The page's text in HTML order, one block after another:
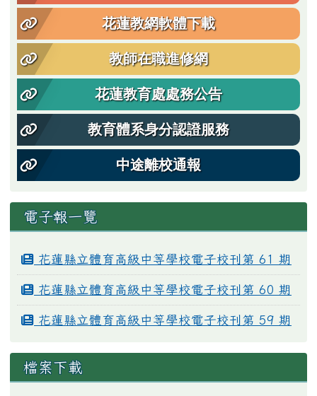
花蓮教網軟體下載
教師在職進修網
花蓮教育處處務公告
教育體系身分認證服務
中途離校通報
電子報一覽
花蓮縣立體育高級中等學校電子校刊第 61 期
花蓮縣立體育高級中等學校電子校刊第 60 期
花蓮縣立體育高級中等學校電子校刊第 59 期
檔案下載